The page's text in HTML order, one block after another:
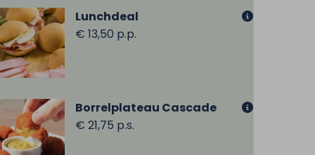
Lunchdeal
€ 13,50 p.p.
Borrelplateau Cascade
€ 21,75 p.s.